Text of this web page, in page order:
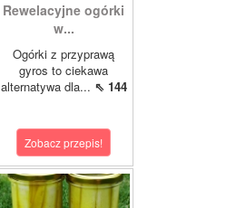
Rewelacyjne ogórki
w...
Ogórki z przyprawą
gyros to ciekawa
alternatywa dla... ⇖ 144
Zobacz przepis!